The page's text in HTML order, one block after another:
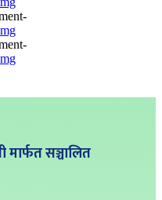
मार्फत सञ्चालित